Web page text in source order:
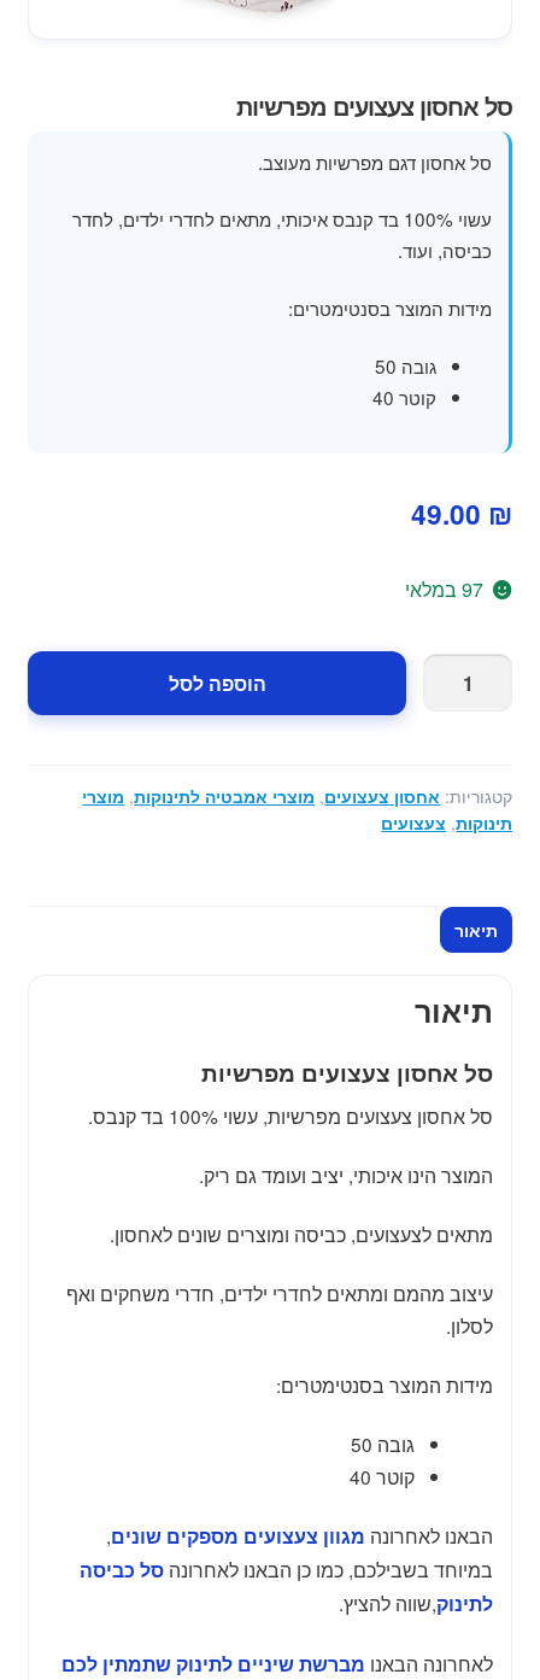
פופים
סל אחסון צעצועים מפרשיות
סל אחסון דגם מפרשיות מעוצב.
עשוי 100% בד קנבס איכותי, מתאים לחדרי ילדים, לחדר
כביסה, ועוד.
מידות המוצר בסנטימטרים:
גובה 50
קוטר 40
49.00 ₪
97 במלאי
כמות
צעצועים
מפרשיות
הוספה לסל
קטגוריות: אחסון צעצועים, מוצרי אמבטיה לתינוקות, מוצרי
תינוקות, צעצועים
תיאור
תיאור
סל אחסון צעצועים מפרשיות
סל אחסון צעצועים מפרשיות, עשוי 100% בד קנבס.
המוצר הינו איכותי, יציב ועומד גם ריק.
מתאים לצעצועים, כביסה ומוצרים שונים לאחסון.
עיצוב מהמם ומתאים לחדרי ילדים, חדרי משחקים ואף
לסלון.
מידות המוצר בסנטימטרים:
גובה 50
קוטר 40
הבאנו לאחרונה מגוון צעצועים מספקים שונים,
במיוחד בשבילכם, כמו כן הבאנו לאחרונה סל כביסה
לתינוק,שווה להציץ.
לאחרונה הבאנו מברשת שיניים לתינוק שתמתין לכם